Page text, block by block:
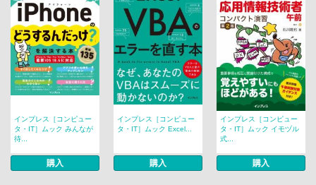
インプレス［コンピュー
タ・IT］ムック みんなが
待...
購入
インプレス［コンピュー
タ・IT］ムック Excel...
購入
インプレス［コンピュー
タ・IT］ムック イモヅル
式...
購入